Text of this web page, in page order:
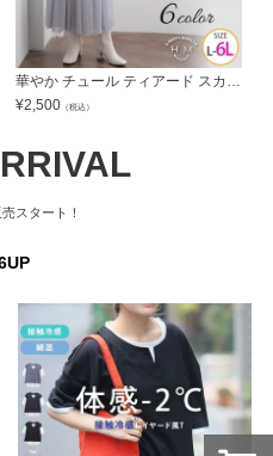
華やか チュール ティアード スカート | 大きいサイズの通販ならハッピーマリリン
¥2,500 （税込）
スタート！